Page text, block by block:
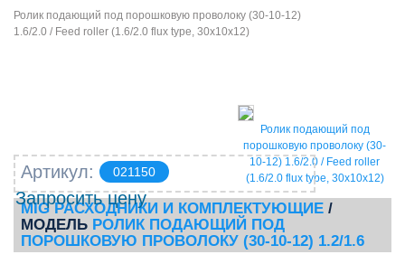
Ролик подающий под порошковую проволоку (30-10-12)
1.6/2.0 / Feed roller (1.6/2.0 flux type, 30х10х12)
Ролик подающий под
порошковую проволоку (30-
10-12) 1.6/2.0 / Feed roller
(1.6/2.0 flux type, 30х10х12)
Артикул: 021150
Запросить цену
MIG РАСХОДНИКИ И КОМПЛЕКТУЮЩИЕ /
МОДЕЛЬ РОЛИК ПОДАЮЩИЙ ПОД
ПОРОШКОВУЮ ПРОВОЛОКУ (30-10-12) 1.2/1.6